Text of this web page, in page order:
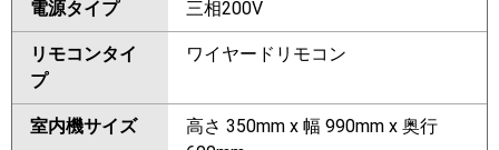
電源タイプ 三相200V
リモコンタイ
プ
ワイヤードリモコン
室内機サイズ
高さ 350mm x 幅 990mm x 奥行